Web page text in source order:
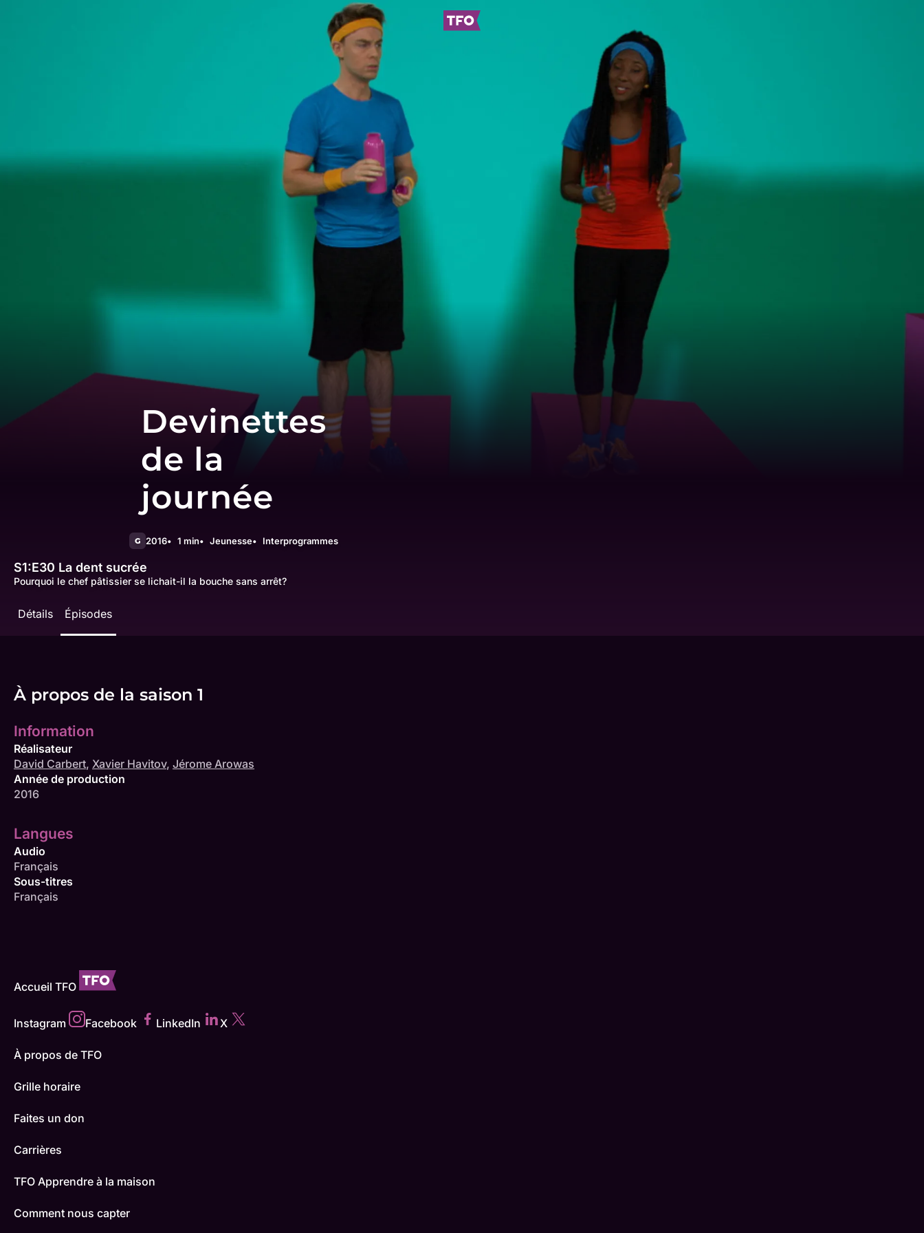
Devinettes
de la
journée
G 2016 1 min Jeunesse Interprogrammes
S1:E30 La dent sucrée
Pourquoi le chef pâtissier se lichait-il la bouche sans arrêt?
Détails Épisodes
À propos de la saison 1
Information
Réalisateur
David Carbert, Xavier Havitov, Jérome Arowas
Année de production
2016
Langues
Audio
Français
Sous-titres
Français
Accueil TFO
Instagram Facebook LinkedIn X
À propos de TFO
Grille horaire
Faites un don
Carrières
TFO Apprendre à la maison
Comment nous capter